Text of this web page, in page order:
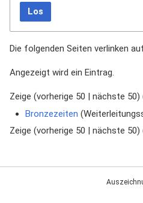
Los
Die folgenden Seiten verlinken
Angezeigt wird ein Eintrag.
Zeige (vorherige 50 nächste 50)
Bronzezeiten
Zeige (vorherige 50 | nächste 50)